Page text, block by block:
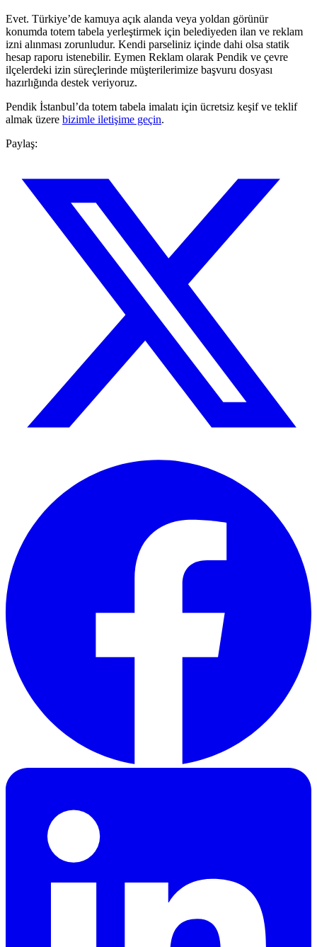
Evet. Türkiye’de kamuya açık alanda veya yoldan görünür
konumda totem tabela yerleştirmek için belediyeden ilan ve reklam
izni alınması zorunludur. Kendi parseliniz içinde dahi olsa statik
hesap raporu istenebilir. Eymen Reklam olarak Pendik ve çevre
ilçelerdeki izin süreçlerinde müşterilerimize başvuru dosyası
hazırlığında destek veriyoruz.
Pendik İstanbul’da totem tabela imalatı için ücretsiz keşif ve teklif
almak üzere bizimle iletişime geçin.
Paylaş: